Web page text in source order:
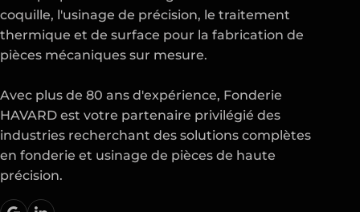
coquille, l'usinage de précision, le traitement
thermique et de surface pour la fabrication de
pièces mécaniques sur mesure.
Avec plus de 80 ans d'expérience, Fonderie
HAVARD est votre partenaire privilégié des
industries recherchant des solutions complètes
en fonderie et usinage de pièces de haute
précision.